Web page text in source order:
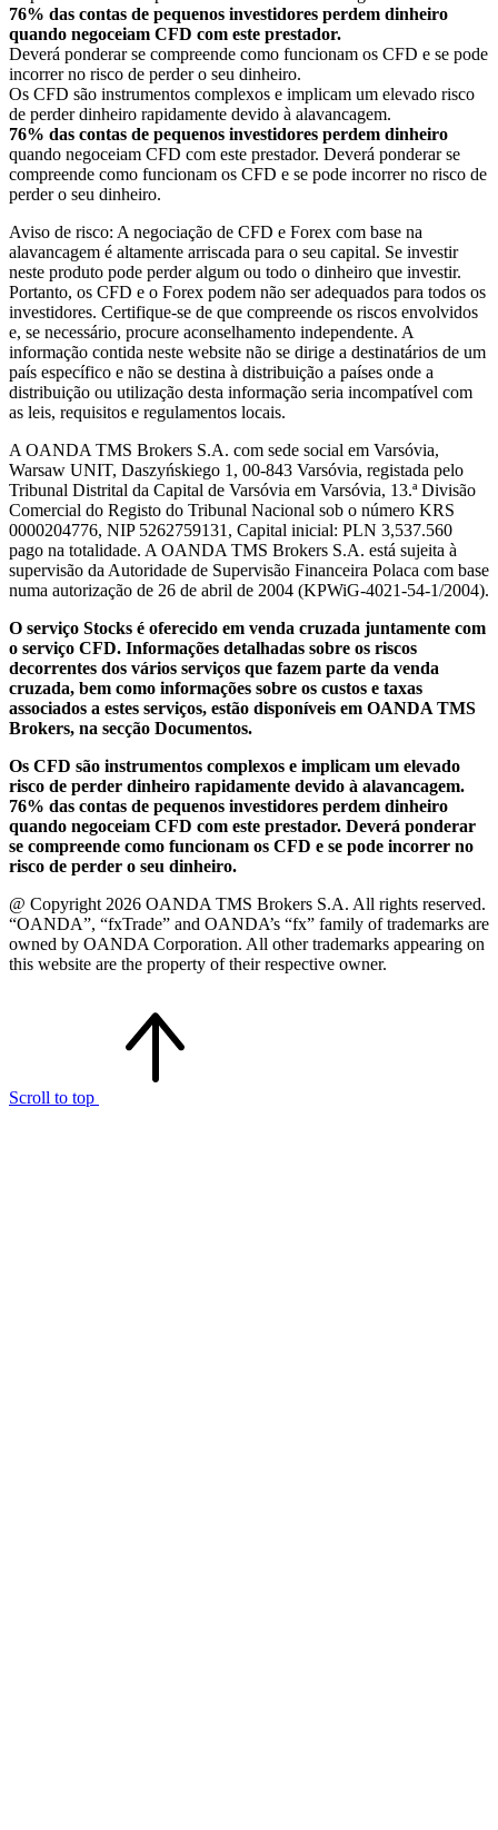
76% das contas de pequenos investidores perdem dinheiro
quando negoceiam CFD com este prestador.
Deverá ponderar se compreende como funcionam os CFD e se pode
incorrer no risco de perder o seu dinheiro.
Os CFD são instrumentos complexos e implicam um elevado risco
de perder dinheiro rapidamente devido à alavancagem.
76% das contas de pequenos investidores perdem dinheiro
quando negoceiam CFD com este prestador. Deverá ponderar se
compreende como funcionam os CFD e se pode incorrer no risco de
perder o seu dinheiro.
Aviso de risco: A negociação de CFD e Forex com base na
alavancagem é altamente arriscada para o seu capital. Se investir
neste produto pode perder algum ou todo o dinheiro que investir.
Portanto, os CFD e o Forex podem não ser adequados para todos os
investidores. Certifique-se de que compreende os riscos envolvidos
e, se necessário, procure aconselhamento independente. A
informação contida neste website não se dirige a destinatários de um
país específico e não se destina à distribuição a países onde a
distribuição ou utilização desta informação seria incompatível com
as leis, requisitos e regulamentos locais.
A OANDA TMS Brokers S.A. com sede social em Varsóvia,
Warsaw UNIT, Daszyńskiego 1, 00-843 Varsóvia, registada pelo
Tribunal Distrital da Capital de Varsóvia em Varsóvia, 13.ª Divisão
Comercial do Registo do Tribunal Nacional sob o número KRS
0000204776, NIP 5262759131, Capital inicial: PLN 3,537.560
pago na totalidade. A OANDA TMS Brokers S.A. está sujeita à
supervisão da Autoridade de Supervisão Financeira Polaca com base
numa autorização de 26 de abril de 2004 (KPWiG-4021-54-1/2004).
O serviço Stocks é oferecido em venda cruzada juntamente com
o serviço CFD. Informações detalhadas sobre os riscos
decorrentes dos vários serviços que fazem parte da venda
cruzada, bem como informações sobre os custos e taxas
associados a estes serviços, estão disponíveis em OANDA TMS
Brokers, na secção Documentos.
Os CFD são instrumentos complexos e implicam um elevado
risco de perder dinheiro rapidamente devido à alavancagem.
76% das contas de pequenos investidores perdem dinheiro
quando negoceiam CFD com este prestador. Deverá ponderar
se compreende como funcionam os CFD e se pode incorrer no
risco de perder o seu dinheiro.
@ Copyright 2026 OANDA TMS Brokers S.A. All rights reserved.
“OANDA”, “fxTrade” and OANDA’s “fx” family of trademarks are
owned by OANDA Corporation. All other trademarks appearing on
this website are the property of their respective owner.
Scroll to top